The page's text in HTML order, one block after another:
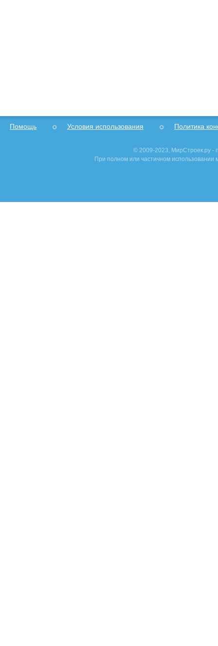
Помощь Условия использования Политика
© 2009-2023, МирСтроек.ру -
При полном или частичном использовании